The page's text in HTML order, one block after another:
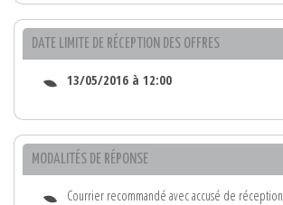
DATE LIMITE DE RÉCEPTION DES OFFRES
13/05/2016 à 12:00
MODALITÉS DE RÉPONSE
Courrier recommandé avec accusé de réception